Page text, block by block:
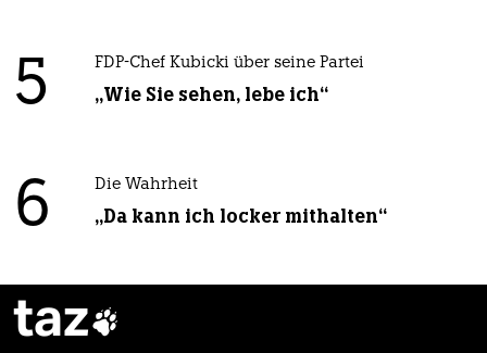
5 FDP-Chef Kubicki über seine Partei
„Wie Sie sehen, lebe ich“
6 Die Wahrheit
„Da kann ich locker mithalten“
taz